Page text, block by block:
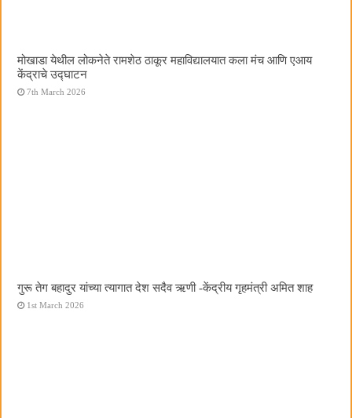
मोखाडा येथील लोकनेते रामशेठ ठाकूर महाविद्यालयात कला मंच आणि एआय
केंद्राचे उद्घाटन
7th March 2026
गुरू तेग बहादुर यांच्या त्यागात देश सदैव ऋणी -केंद्रीय गृहमंत्री अमित शाह
1st March 2026